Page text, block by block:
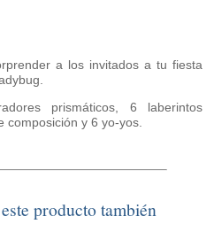
a los invitados a tu fiesta
prismáticos, 6 laberintos
composición y 6 yo-yos.
producto también